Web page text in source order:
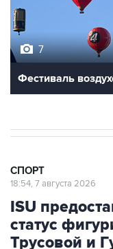
7
Фестиваль
СПОРТ
18:54, 7 августа 2026
ISU
статус
Трусовой и